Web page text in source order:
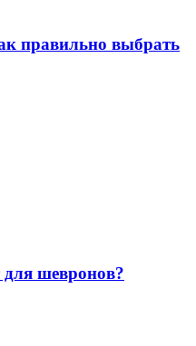
правильно выбрать
шевронов?